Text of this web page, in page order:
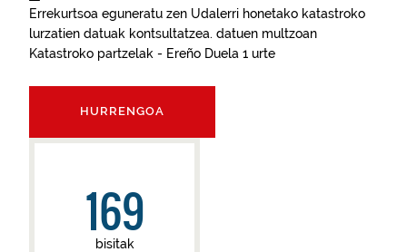
Errekurtsoa eguneratu zen Udalerri honetako katastroko
lurzatien datuak kontsultatzea. datuen multzoan
Katastroko partzelak - Ereño Duela 1 urte
HURRENGOA
169
bisitak